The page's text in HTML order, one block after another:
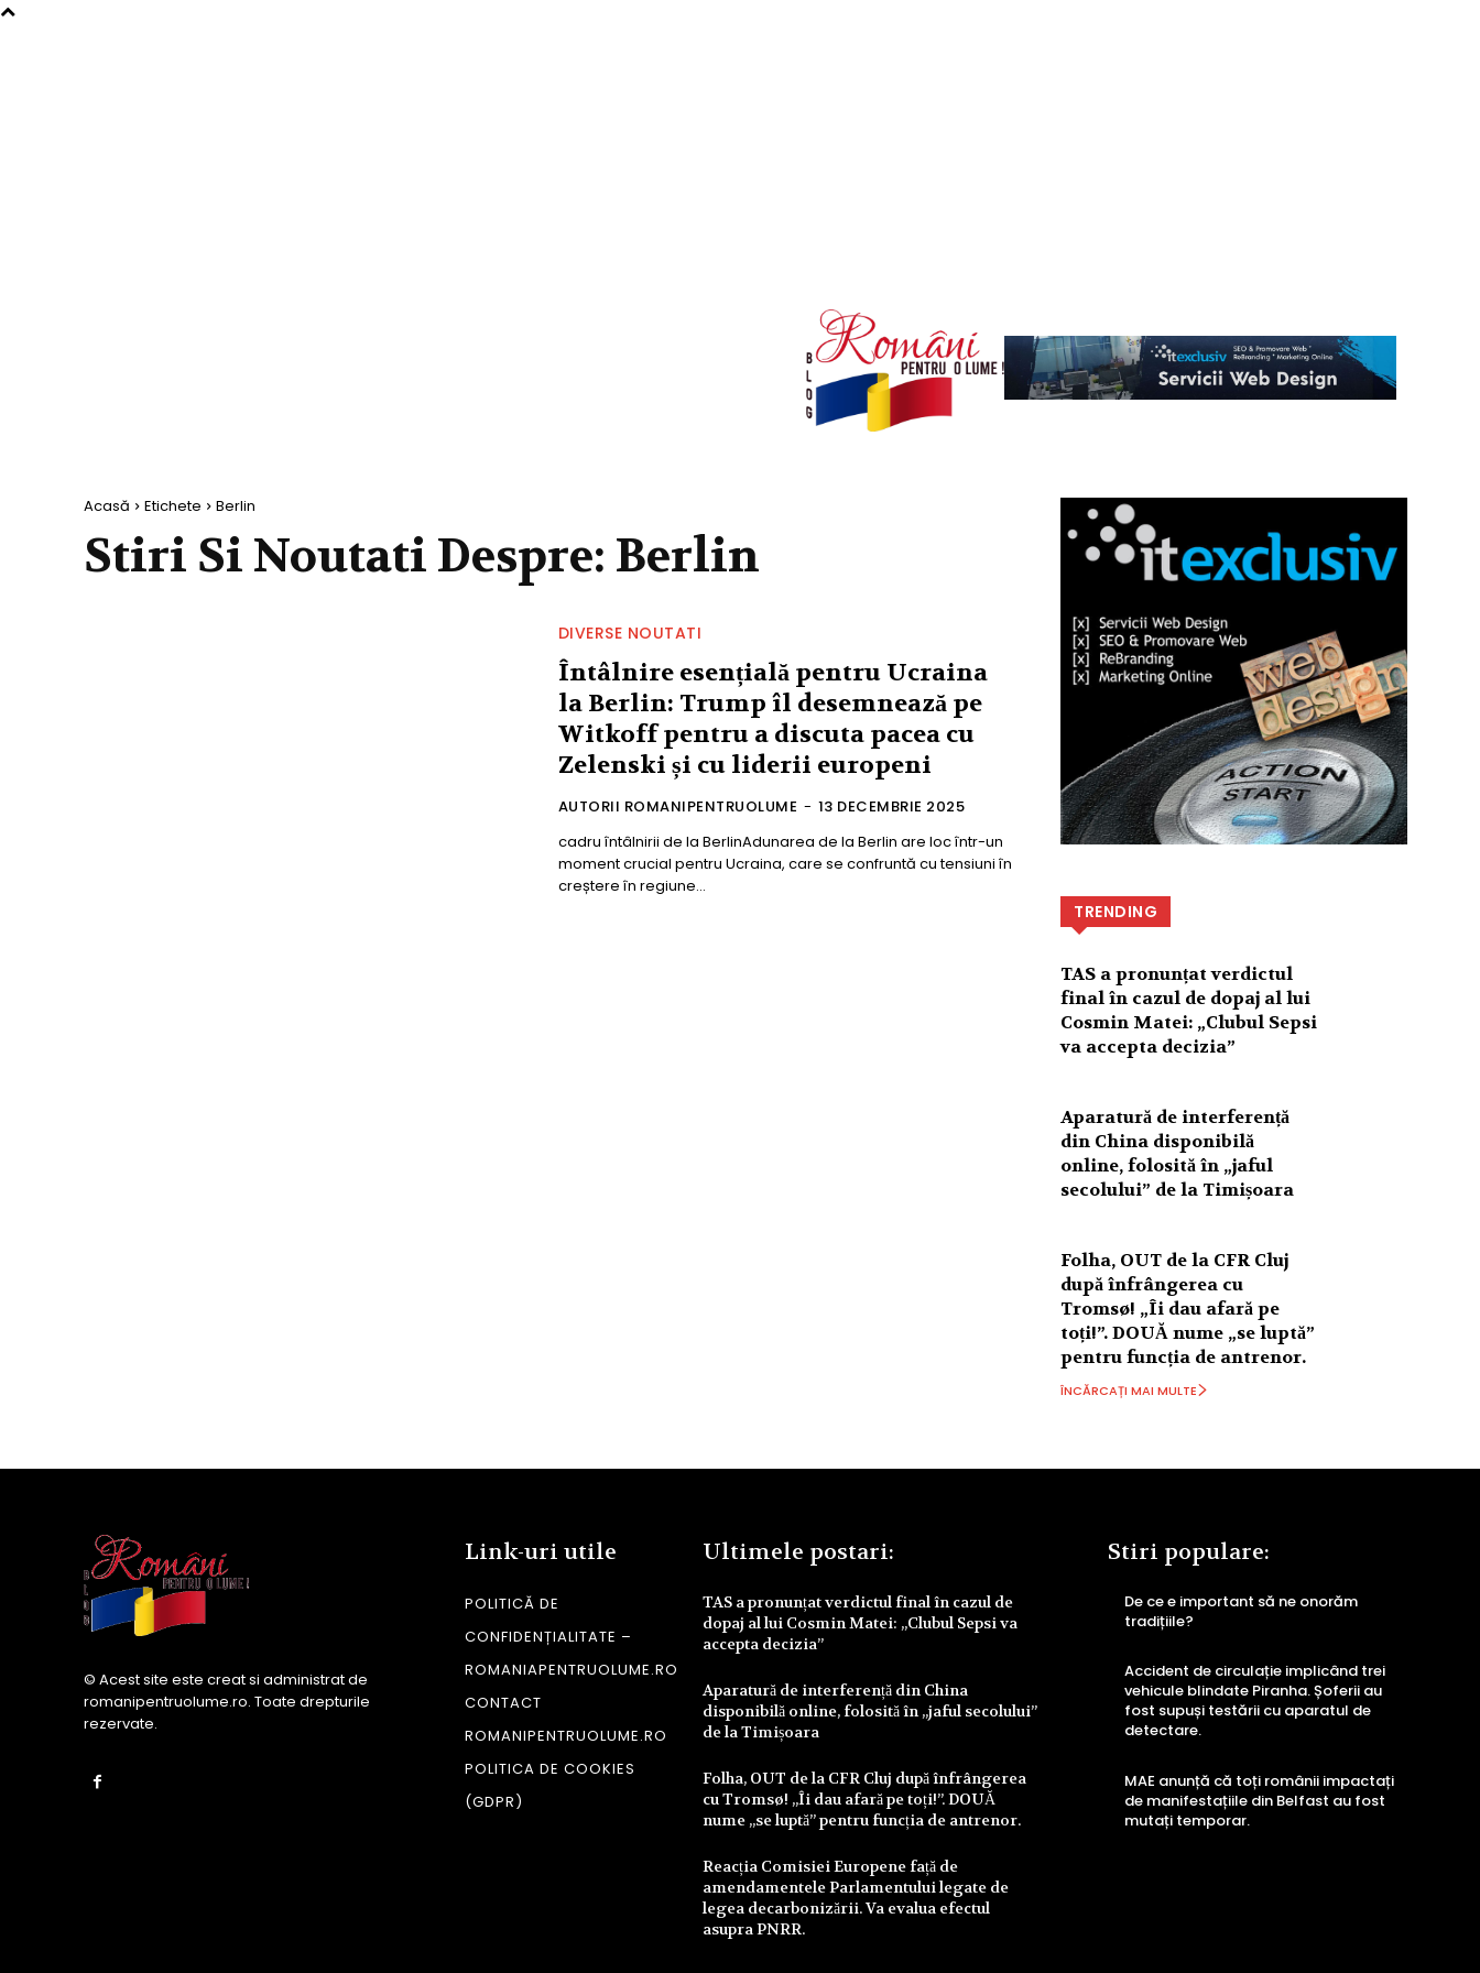
Acasă Etichete Berlin
Stiri Si Noutati Despre: Berlin
DIVERSE NOUTATI
Întâlnire esențială pentru Ucraina
la Berlin: Trump îl desemnează pe
Witkoff pentru a discuta pacea cu
Zelenski și cu liderii europeni
AUTORII ROMANIPENTRUOLUME - 13 DECEMBRIE 2025
cadru întâlnirii de la BerlinAdunarea de la Berlin are loc într-un
moment crucial pentru Ucraina, care se confruntă cu tensiuni în
creștere în regiune...
TRENDING
TAS a pronunțat verdictul
final în cazul de dopaj al lui
Cosmin Matei: „Clubul Sepsi
va accepta decizia”
Aparatură de interferență
din China disponibilă
online, folosită în „jaful
secolului” de la Timișoara
Folha, OUT de la CFR Cluj
după înfrângerea cu
Tromsø! „Îi dau afară pe
toți!”. DOUĂ nume „se luptă”
pentru funcția de antrenor.
ÎNCĂRCAȚI MAI MULTE
© Acest site este creat si administrat de
romanipentruolume.ro. Toate drepturile
rezervate.
Link-uri utile
POLITICĂ DE
CONFIDENȚIALITATE –
ROMANIAPENTRUOLUME.RO
CONTACT
ROMANIPENTRUOLUME.RO
POLITICA DE COOKIES
(GDPR)
Ultimele postari:
TAS a pronunțat verdictul final în cazul de
dopaj al lui Cosmin Matei: „Clubul Sepsi va
accepta decizia”
Aparatură de interferență din China
disponibilă online, folosită în „jaful secolului”
de la Timișoara
Folha, OUT de la CFR Cluj după înfrângerea
cu Tromsø! „Îi dau afară pe toți!”. DOUĂ
nume „se luptă” pentru funcția de antrenor.
Reacția Comisiei Europene față de
amendamentele Parlamentului legate de
legea decarbonizării. Va evalua efectul
asupra PNRR.
Stiri populare:
De ce e important să ne onorăm
tradițiile?
Accident de circulație implicând trei
vehicule blindate Piranha. Șoferii au
fost supuși testării cu aparatul de
detectare.
MAE anunță că toți românii impactați
de manifestațiile din Belfast au fost
mutați temporar.